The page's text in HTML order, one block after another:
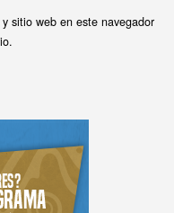
sitio web en este navegador